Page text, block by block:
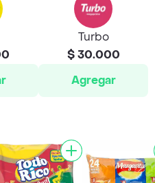
Turbo
$ 30.000
Agregar